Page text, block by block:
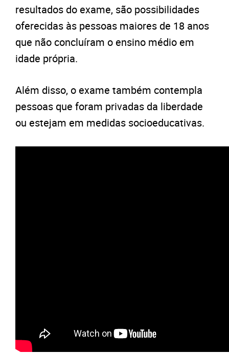
resultados do exame, são possibilidades
oferecidas às pessoas maiores de 18 anos
que não concluíram o ensino médio em
idade própria.
Além disso, o exame também contempla
pessoas que foram privadas da liberdade
ou estejam em medidas socioeducativas.